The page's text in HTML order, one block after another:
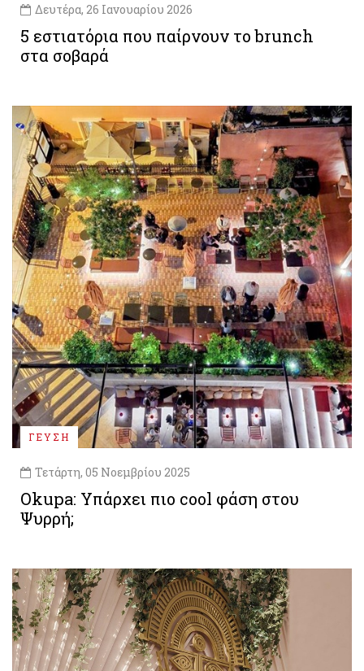
Δευτέρα, 26 Ιανουαρίου 2026
5 εστιατόρια που παίρνουν το brunch
στα σοβαρά
ΓΕΥΣΗ
Τετάρτη, 05 Νοεμβρίου 2025
Okupa: Υπάρχει πιο cool φάση στου
Ψυρρή;